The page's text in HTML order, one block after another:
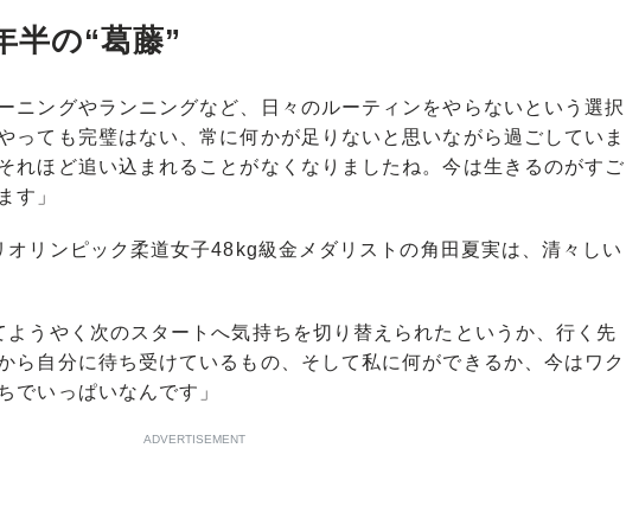
半の“葛藤”
ニングやランニングなど、日々のルーティンをやらないという選択
っても完璧はない、常に何かが足りないと思いながら過ごしていま
れほど追い込まれることがなくなりましたね。今は生きるのがすご
す」
リンピック柔道女子48kg級金メダリストの角田夏実は、清々しい
ようやく次のスタートへ気持ちを切り替えられたというか、行く先
ら自分に待ち受けているもの、そして私に何ができるか、今はワク
でいっぱいなんです」
ADVERTISEMENT